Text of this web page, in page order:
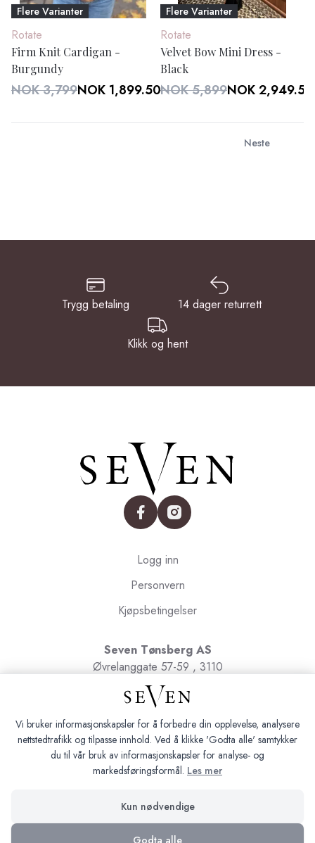
Flere Varianter
Rotate
Firm Knit Cardigan -
Burgundy
NOK 3,799NOK 1,899.50
Flere Varianter
Rotate
Velvet Bow Mini Dress -
Black
NOK 5,899NOK 2,949.50
Neste
Trygg betaling 14 dager returrett
Klikk og hent
facebookinstagram
Logg inn
Personvern
Kjøpsbetingelser
Seven Tønsberg AS
Øvrelanggate 57-59 , 3110
Tønsberg
Org.nr. 991091580
Siden driftes avShoplabs
Vi bruker informasjonskapsler for å forbedre din opplevelse, analysere
nettstedtrafikk og tilpasse innhold. Ved å klikke 'Godta alle' samtykker
du til vår bruk av informasjonskapsler for analyse- og
markedsføringsformål. Les mer
Kun nødvendige
Godta alle